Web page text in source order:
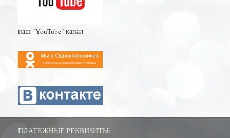
наш "YouTube" канал
ПЛАТЕЖНЫЕ РЕКВИЗИТЫ: